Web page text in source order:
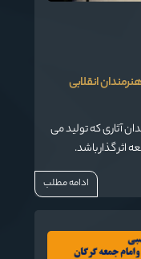
انقلابی
آثاری که تولید می
اثر گذار باشد.
ادامه مطلب